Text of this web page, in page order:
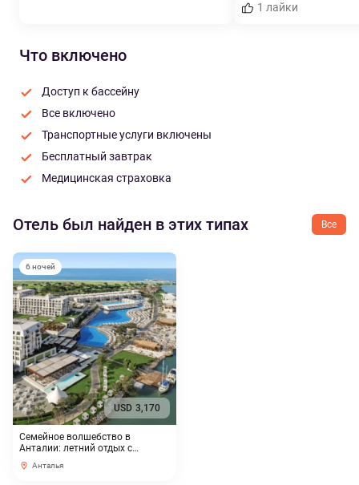
1 лайки
Что включено
Доступ к бассейну
Все включено
Транспортные услуги включены
Бесплатный завтрак
Медицинская страховка
Отель был найден в этих типах Все
USD 3,170
6 ночей
Семейное волшебство в
Анталии: летний отдых с
эксклюзивной скидкой
Анталья